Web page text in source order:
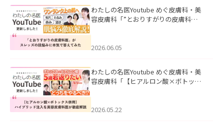
わたしの名医Youtube めぐ皮膚科・美
容皮膚科「”とおりすがりの皮膚科
2026.06.05
わたしの名医Youtube めぐ皮膚科・美
容皮膚科「【ヒアルロン酸×ボトック
た。
2026.05.22